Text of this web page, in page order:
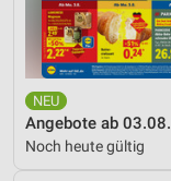
Angebote ab 03.08.
Noch heute gültig